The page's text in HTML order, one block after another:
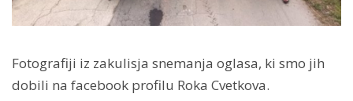
Fotografiji iz zakulisja snemanja oglasa, ki smo jih
dobili na facebook profilu Roka Cvetkova.